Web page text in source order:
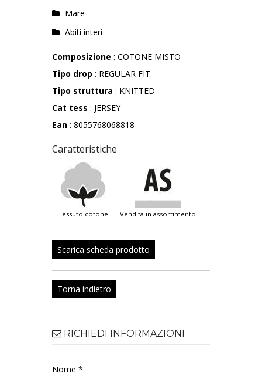
Mare
Abiti interi
Composizione : COTONE MISTO
Tipo drop : REGULAR FIT
Tipo struttura : KNITTED
Cat tess : JERSEY
Ean : 8055768068818
Caratteristiche
tessuto cotone vendita in assortimento
Scarica scheda prodotto
Torna indietro
RICHIEDI INFORMAZIONI
Nome *